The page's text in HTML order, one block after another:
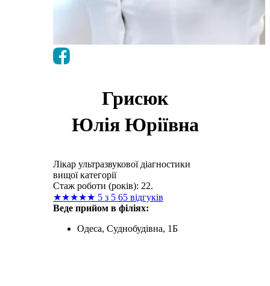
Грисюк
Юлія Юріївна
Лікар ультразвукової діагностики
вищої категорії
Стаж роботи (років): 22.
★★★★★ 5 з 5 65 відгуків
Веде прийом в філіях:
Одеса, Суднобудівна, 1Б